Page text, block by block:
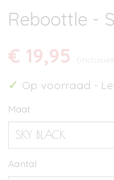
Reboottle -
€ 19,95 (inclusief
✓ Op voorraad -
Maat
Aantal